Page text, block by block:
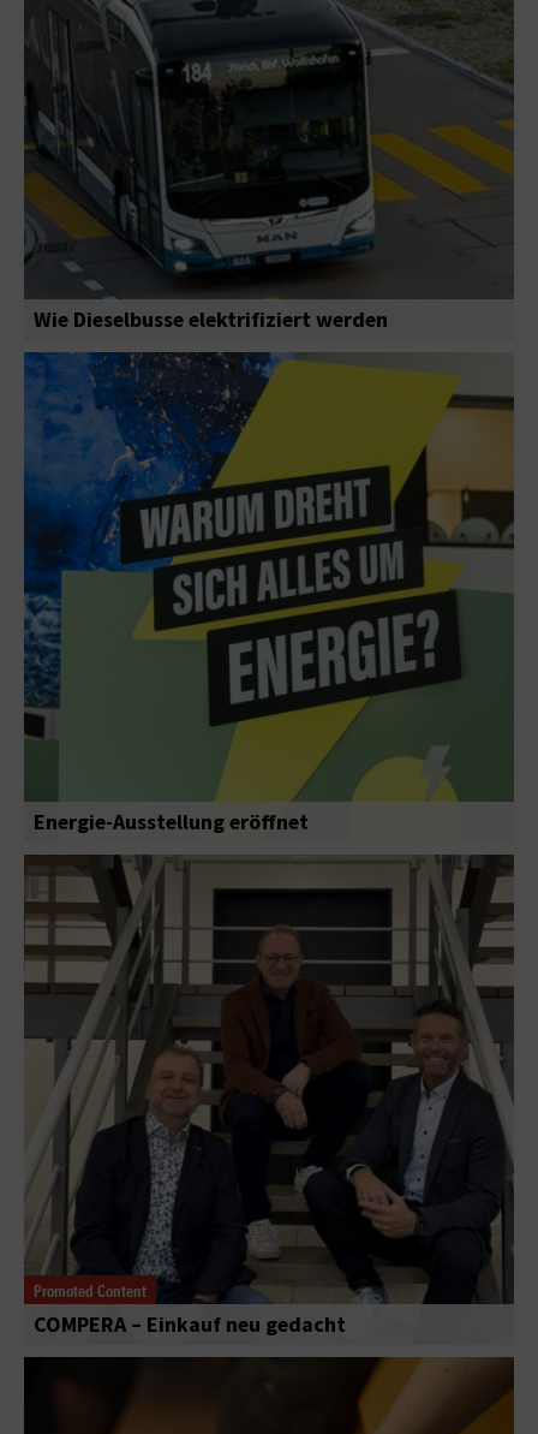
Wie Dieselbusse elektrifiziert werden
Energie-Ausstellung eröffnet
Promoted Content
COMPERA – Einkauf neu gedacht